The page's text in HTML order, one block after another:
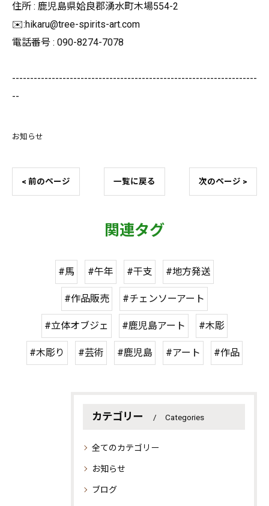
住所 : 鹿児島県姶良郡湧水町木場554-2
✉️:hikaru@tree-spirits-art.com
電話番号 : 090-8274-7078
--------------------------------------------------------------------
--
お知らせ
< 前のページ 一覧に戻る 次のページ >
関連タグ
#馬 #午年 #干支 #地方発送
#作品販売 #チェンソーアート
#立体オブジェ #鹿児島アート #木彫
#木彫り #芸術 #鹿児島 #アート #作品
カテゴリー Categories
全てのカテゴリー
お知らせ
ブログ